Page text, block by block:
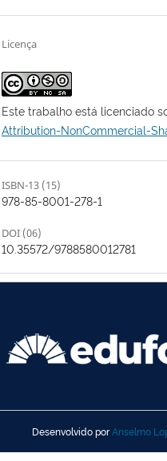
Licença
Este trabalho está licenciado
Attribution-NonCommercial-
ISBN-13 (15)
978-85-8001-278-1
DOI (06)
10.35572/9788580012781
Desenvolvido porAnselmo